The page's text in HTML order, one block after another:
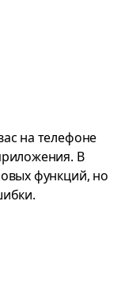
на телефоне
В
функций, но